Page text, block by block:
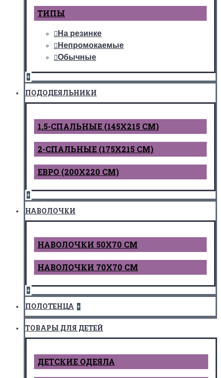
ТИПЫ
На резинке
Непромокаемые
Обычные
+
ПОДОДЕЯЛЬНИКИ
1,5-СПАЛЬНЫЕ (145Х215 СМ)
2-СПАЛЬНЫЕ (175Х215 СМ)
ЕВРО (200Х220 СМ)
+
НАВОЛОЧКИ
НАВОЛОЧКИ 50Х70 СМ
НАВОЛОЧКИ 70Х70 СМ
+
ПОЛОТЕНЦА +
ТОВАРЫ ДЛЯ ДЕТЕЙ
ДЕТCКИЕ ОДЕЯЛА